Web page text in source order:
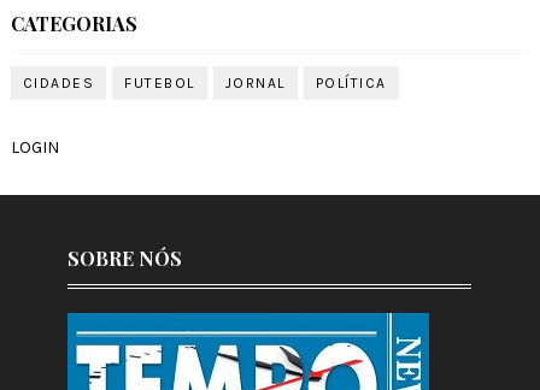
CATEGORIAS
CIDADES FUTEBOL JORNAL POLÍTICA
LOGIN
SOBRE NÓS